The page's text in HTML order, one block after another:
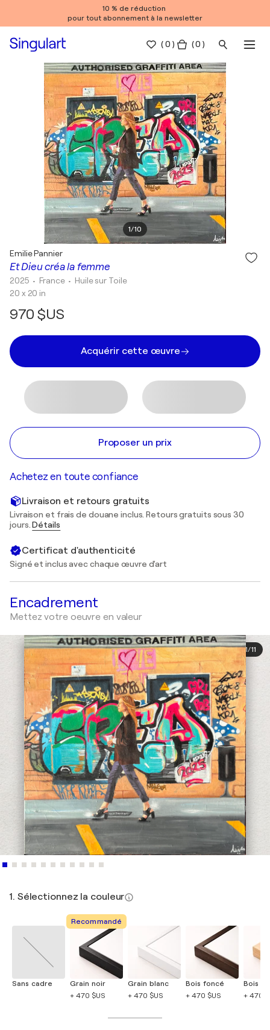
10 % de réduction
pour tout abonnement à la newsletter
(0 ) ( 0 )
1/10
Et Dieu créa la femme
Emilie Pannier
2025 • France • Huile sur Toile
20 x 20 in
970 $US
Acquérir cette œuvre
Proposer un prix
Achetez en toute confiance
Livraison et retours gratuits
Livraison et frais de douane inclus. Retours gratuits sous 30
jours.Détails
Certificat d'authenticité
Signé et inclus avec chaque œuvre d'art
Encadrement
Mettez votre oeuvre en valeur
1/11
1. Sélectionnez la couleur
Sans cadre
Recommandé
Grain noir
+ 470 $US
Grain blanc
+ 470 $US
Bois foncé
+ 470 $US
Bois
+ 470